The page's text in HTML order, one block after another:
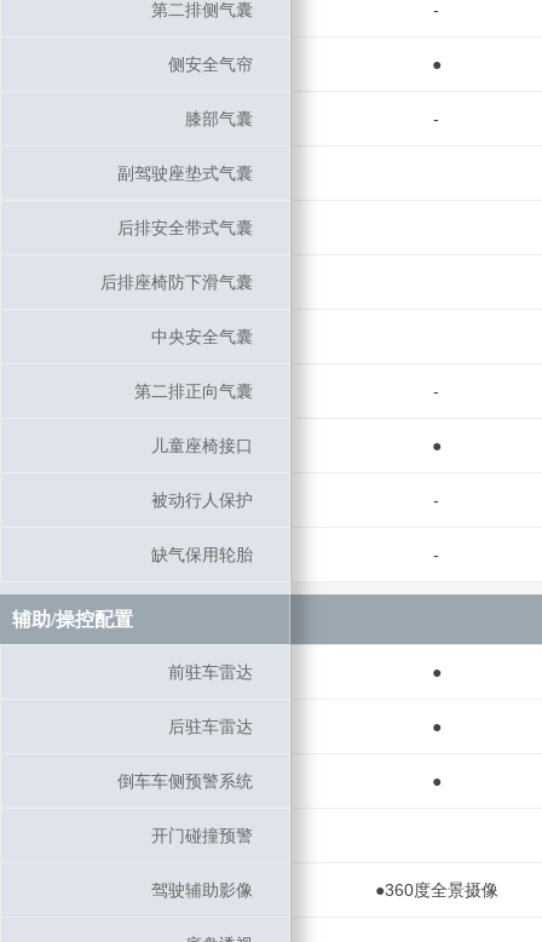
第二排侧气囊 -
侧安全气帘 ●
膝部气囊 -
副驾驶座垫式气囊
后排安全带式气囊
后排座椅防下滑气囊
中央安全气囊
第二排正向气囊 -
儿童座椅接口 ●
被动行人保护 -
缺气保用轮胎 -
辅助/操控配置
前驻车雷达 ●
后驻车雷达 ●
倒车车侧预警系统 ●
开门碰撞预警
驾驶辅助影像 ●360度全景摄像
第二排侧气囊
侧安全气帘
膝部气囊
副驾驶座垫式气囊
后排安全带式气囊
后排座椅防下滑气囊
中央安全气囊
第二排正向气囊
儿童座椅接口
被动行人保护
缺气保用轮胎
辅助/操控配置
前驻车雷达
后驻车雷达
倒车车侧预警系统
开门碰撞预警
驾驶辅助影像